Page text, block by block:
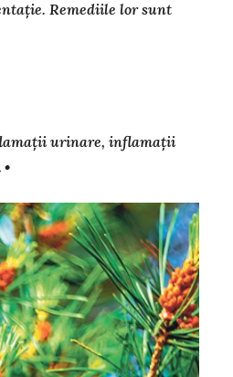
Remediile lor sunt
urinare, in­fla­mații